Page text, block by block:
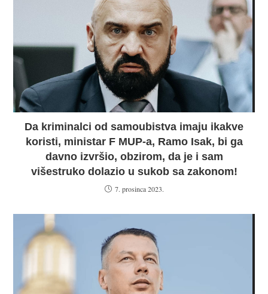
Da kriminalci od samoubistva imaju ikakve
koristi, ministar F MUP-a, Ramo Isak, bi ga
davno izvršio, obzirom, da je i sam
višestruko dolazio u sukob sa zakonom!
7. prosinca 2023.